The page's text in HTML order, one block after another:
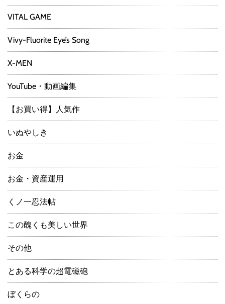
VITAL GAME
Vivy-Fluorite Eye’s Song
X-MEN
YouTube・動画編集
【お買い得】人気作
いぬやしき
お金
お金・資産運用
くノ一忍法帖
この醜くも美しい世界
その他
とある科学の超電磁砲
ぼくらの